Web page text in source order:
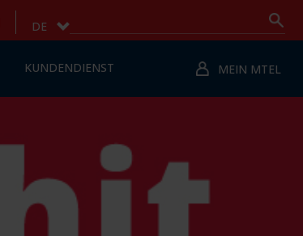
DE
KUNDENDIENST MEIN MTEL